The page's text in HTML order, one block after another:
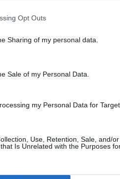
Opt Outs
Sharing of my personal data.
Sale of my Personal Data.
my Personal Data for
Use, Retention, Sale, and/
Is Unrelated with the Purposes
vagy főiskolára. Bár idén jóval